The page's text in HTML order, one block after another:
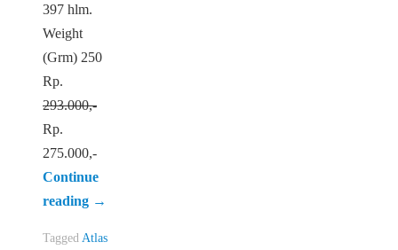
397 hlm.
Weight
(Grm) 250
Rp.
293.000,-
Rp.
275.000,-
Continue
reading →
Tagged Atlas